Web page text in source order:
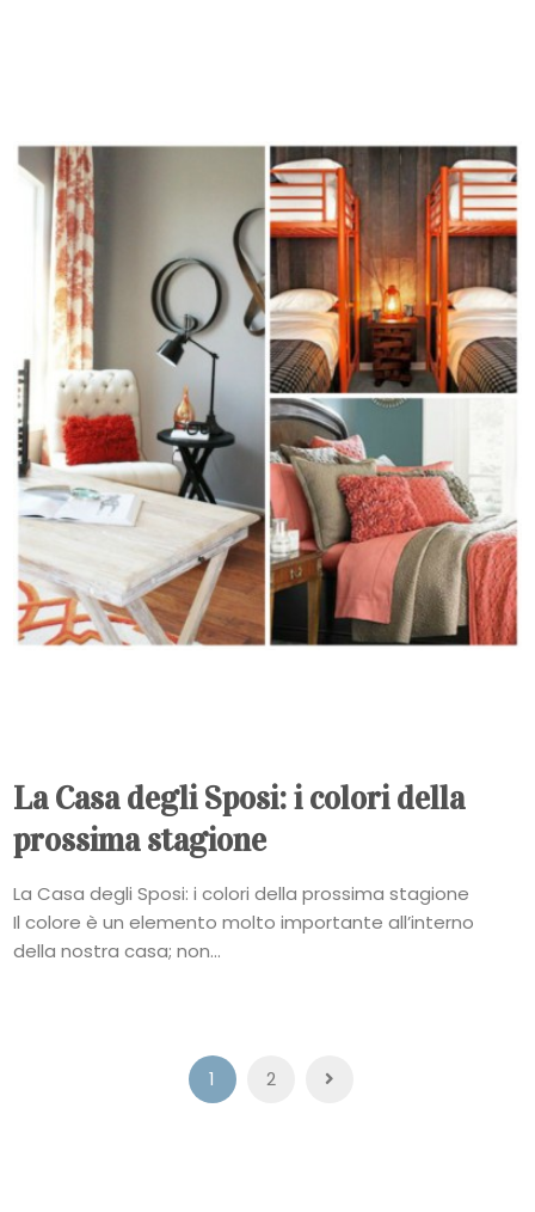
La Casa degli Sposi: i colori della
prossima stagione
La Casa degli Sposi: i colori della prossima stagione
Il colore è un elemento molto importante all’interno
della nostra casa; non...
Paginazione1 2